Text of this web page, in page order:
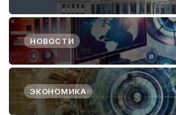
НОВОСТИ
ЭКОНОМИКА